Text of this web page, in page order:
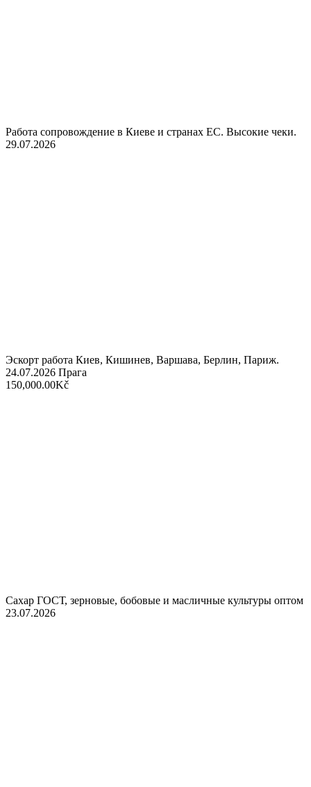
Работа сопровождение в Киеве и странах ЕС. Высокие чеки.
29.07.2026
Эскорт работа Киев, Кишинев, Варшава, Берлин, Париж.
24.07.2026 Прага
150,000.00Kč
Сахар ГОСТ, зерновые, бобовые и масличные культуры оптом
23.07.2026